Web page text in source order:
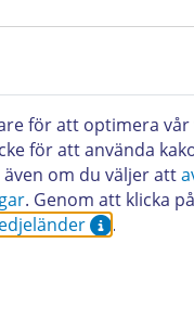
om dina
du direkt till vårt
för att optimera
för att använda
om du väljer att
. Genom att klicka på
.